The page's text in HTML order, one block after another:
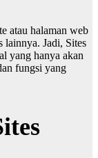
atau halaman web
lainnya. Jadi, Sites
yang hanya akan
fungsi yang